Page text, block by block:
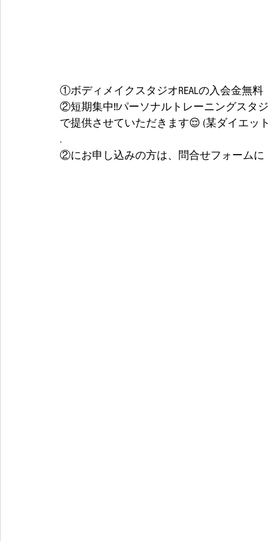
①ボディメイクスタジオREALの入会金無料
②短期集中‼️パーソナルトレーニングスタジ
で提供させていただきます😌 (某ダイエッ
.
②にお申し込みの方は、問合せフォーム